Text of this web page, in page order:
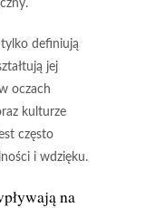
definiują
jej
oczach
kulturze
często
i wdzięku.
na